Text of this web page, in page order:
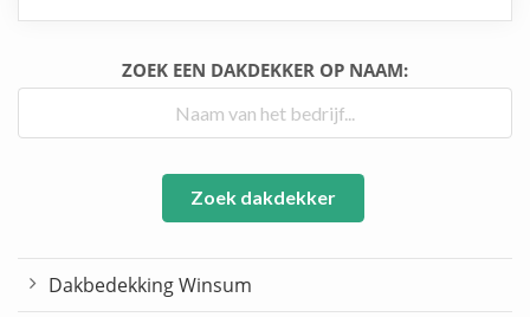
ZOEK EEN DAKDEKKER OP NAAM:
Zoek dakdekker
Dakbedekking Winsum